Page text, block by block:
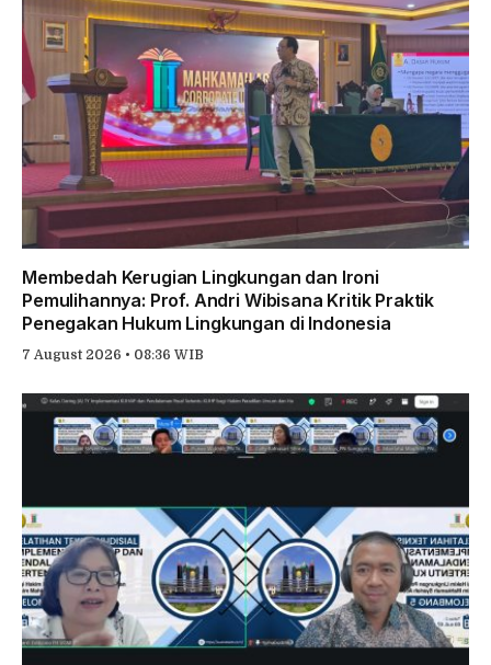
Membedah Kerugian Lingkungan dan Ironi
Pemulihannya: Prof. Andri Wibisana Kritik Praktik
Penegakan Hukum Lingkungan di Indonesia
7 August 2026 • 08:36 WIB